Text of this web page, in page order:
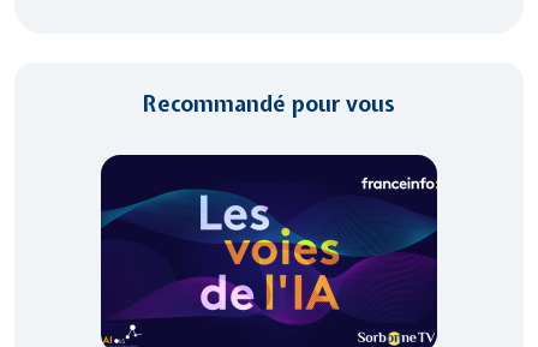
Recommandé pour vous